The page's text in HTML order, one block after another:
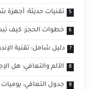
تقنيات حديثة: أجهزة
خطوات الحجز: كيف
دليل شامل: تقنية
الألم والتعافي: هل
جدول التعافي: